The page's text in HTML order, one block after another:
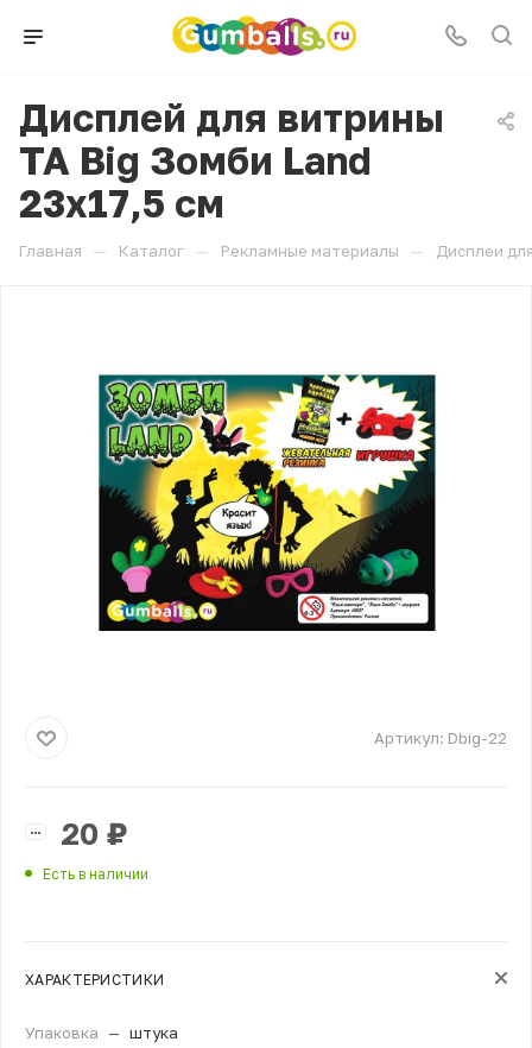
Дисплей для витрины
ТА Big Зомби Land
23х17,5 см
Главная — Каталог — Рекламные материалы — Дисплеи
Артикул: Dbig-22
20 ₽
Есть в наличии
ХАРАКТЕРИСТИКИ
Упаковка — штука